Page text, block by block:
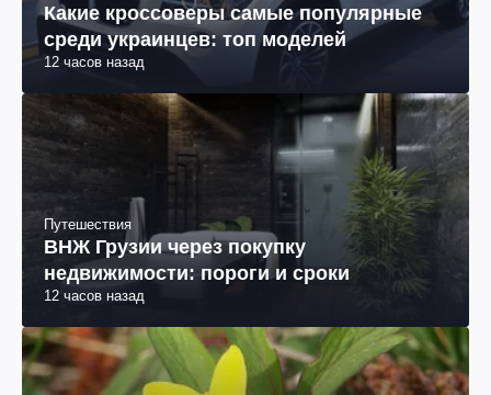
Какие кроссоверы самые популярные
среди украинцев: топ моделей
12 часов назад
Путешествия
ВНЖ Грузии через покупку
недвижимости: пороги и сроки
12 часов назад